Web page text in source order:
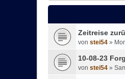
Zeitreise
von stei54 »
10-08-23
von stei54 »